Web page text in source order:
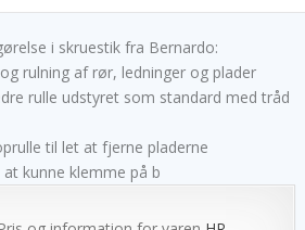
i skruestik fra Bernardo:
rulning af rør, ledninger og plader
rulle udstyret som standard med tråd
til let at fjerne pladerne
at kunne klemme på b